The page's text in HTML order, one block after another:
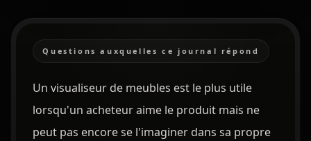
Questions auxquelles ce journal répond
Un visualiseur de meubles est le plus utile
lorsqu'un acheteur aime le produit mais ne
peut pas encore se l'imaginer dans sa propre